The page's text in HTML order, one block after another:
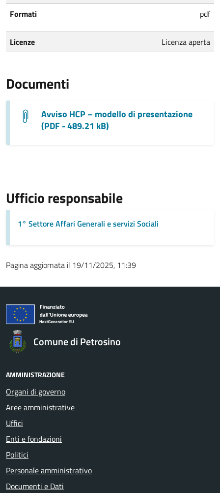
Formati
pdf
Licenze Licenza aperta
Documenti
Avviso HCP – modello di presentazione
(PDF - 489.21 kB)
Ufficio responsabile
1° Settore Affari Generali e servizi Sociali
Pagina aggiornata il 19/11/2025, 11:39
Comune di Petrosino
AMMINISTRAZIONE
Organi di governo
Aree amministrative
Uffici
Enti e fondazioni
Politici
Personale amministrativo
Documenti e Dati